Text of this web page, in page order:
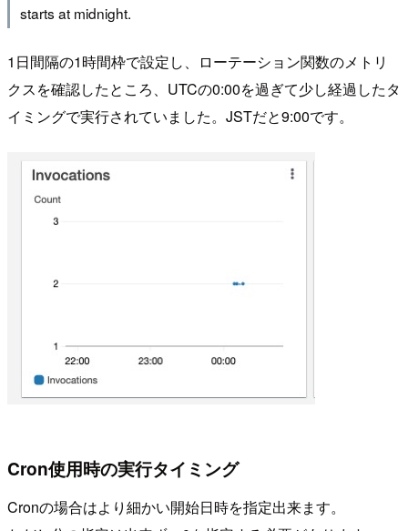
starts at midnight.
1日間隔の1時間枠で設定し、ローテーション関数のメトリ
クスを確認したところ、UTCの0:00を過ぎて少し経過したタ
イミングで実行されていました。JSTだと9:00です。
Cron使用時の実行タイミング
Cronの場合はより細かい開始日時を指定出来ます。